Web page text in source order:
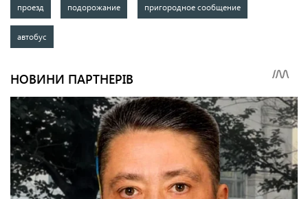
проезд подорожание пригородное сообщение
автобус